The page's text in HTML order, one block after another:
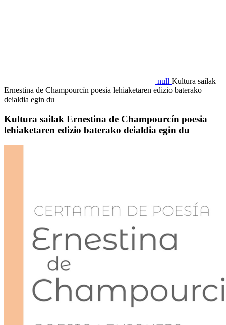
null Kultura sailak
Ernestina de Champourcín poesia lehiaketaren edizio baterako
deialdia egin du
Kultura sailak Ernestina de Champourcín poesia
lehiaketaren edizio baterako deialdia egin du